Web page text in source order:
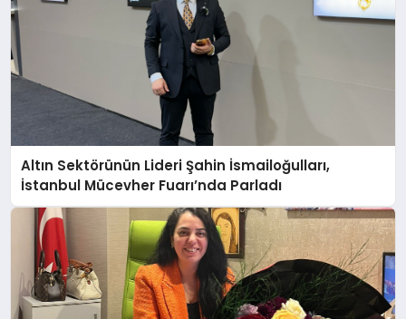
Altın Sektörünün Lideri Şahin İsmailoğulları,
İstanbul Mücevher Fuarı’nda Parladı ￼